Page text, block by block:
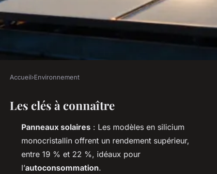
Autonomie énergétique : top
solutions avec panneaux
solaires photovoltaïques
09/07/2026 13:05 9 min de lecture
Accueil›Environnement
Les clés à connaître
Panneaux solaires : Les modèles en silicium
monocristallin offrent un rendement supérieur,
entre 19 % et 22 %, idéaux pour
l’autoconsommation.